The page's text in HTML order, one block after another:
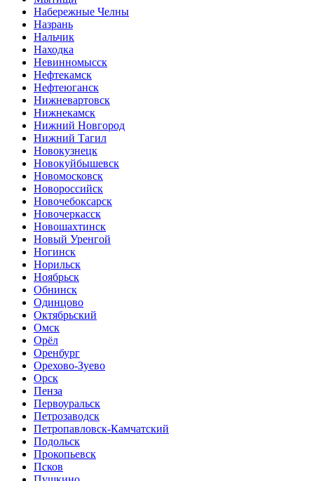
Набережные Челны
Назрань
Нальчик
Находка
Невинномысск
Нефтекамск
Нефтеюганск
Нижневартовск
Нижнекамск
Нижний Новгород
Нижний Тагил
Новокузнецк
Новокуйбышевск
Новомосковск
Новороссийск
Новочебоксарск
Новочеркасск
Новошахтинск
Новый Уренгой
Ногинск
Норильск
Ноябрьск
Обнинск
Одинцово
Октябрьский
Омск
Орёл
Оренбург
Орехово-Зуево
Орск
Пенза
Первоуральск
Петрозаводск
Петропавловск-Камчатский
Подольск
Прокопьевск
Псков